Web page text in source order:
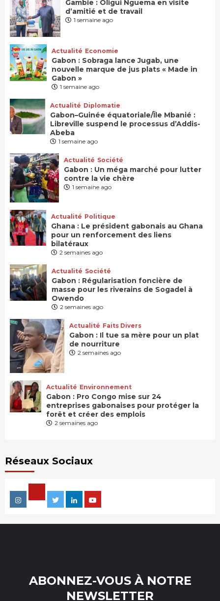
Gambie : Oligui Nguema en visite
d’amitié et de travail
1 semaine ago
Actualité Economie
Gabon : Sobraga lance Jugab, une
nouvelle marque de jus plats « Made in
Gabon »
1 semaine ago
Actualité Diplomatie
Gabon–Guinée équatoriale/Île Mbanié :
Libreville suspend le processus d’Addis-
Abeba
1 semaine ago
Actualité Société
Gabon : Un méga marché pour lutter
contre la vie chère
1 semaine ago
Actualité Politique
Ghana : Le président gabonais au Ghana
pour un renforcement des liens
bilatéraux
2 semaines ago
Actualité Société
Gabon : Régularisation foncière de
masse pour les riverains de Sogadel à
Owendo
2 semaines ago
Actualité Faits Divers
Gabon : Il tue sa mère pour un plat
de nourriture
2 semaines ago
Actualité Environnement
Gabon : Pro Congo mise sur 24
entreprises gabonaises pour protéger la
forêt et créer des emplois
2 semaines ago
Réseaux Sociaux
Instagram
Facebook
TwitterLinkedin
ABONNEZ-VOUS À NOTRE
NEWSLETTER